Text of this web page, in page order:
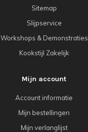
Sitemap
Slijpservice
Workshops & Demonstraties
Kookstijl Zakelijk
Mijn account
Account informatie
Mijn bestellingen
Mijn verlanglijst